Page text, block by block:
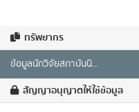
ทรัพยากร
ข้อมูลนักวิจัยสถาบันนิ...
สัญญาอนุญาตให้ใช้ข้อมูล